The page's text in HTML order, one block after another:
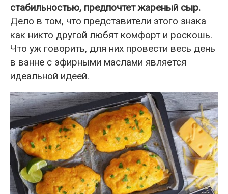
стабильностью, предпочтет жареный сыр.
Дело в том, что представители этого знака
как никто другой любят комфорт и роскошь.
Что уж говорить, для них провести весь день
в ванне с эфирными маслами является
идеальной идеей.